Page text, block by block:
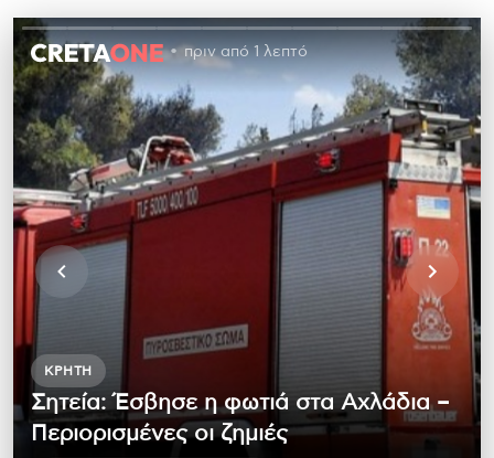
πριν από 1 λεπτό
ΚΡΉΤΗ
Σητεία: Έσβησε η φωτιά στα Αχλάδια –
Περιορισμένες οι ζημιές